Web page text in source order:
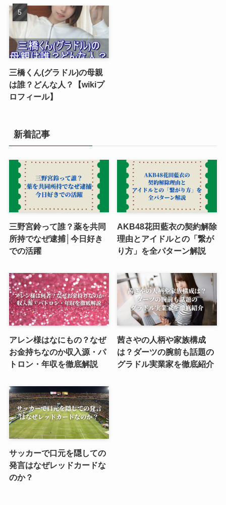
三橋くん(グラドル)の母親
は誰？どんな人？【wikiプ
ロフィール】
新着記事
三野宮鈴って誰？薬を共同
所持でなぜ逮捕│今日好き
での活躍
AKB48花田藍衣の契約解除
理由とアイドルとの「繋が
り方」を全パターン解説
アレン様はなにもの？なぜ
お金持ちなのか収入源・パ
トロン・年収を徹底解説
茜さやの人柄や家族構成
は？ダーツの腕前も話題の
グラドル実業家を徹底紹介
サッカーで口元を隠しての
発言はなぜレッドカードな
のか？